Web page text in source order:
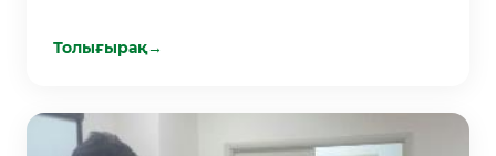
СТУДЕНЧЕСКОЙ МОЛОДЕЖИ»
Толығырақ→